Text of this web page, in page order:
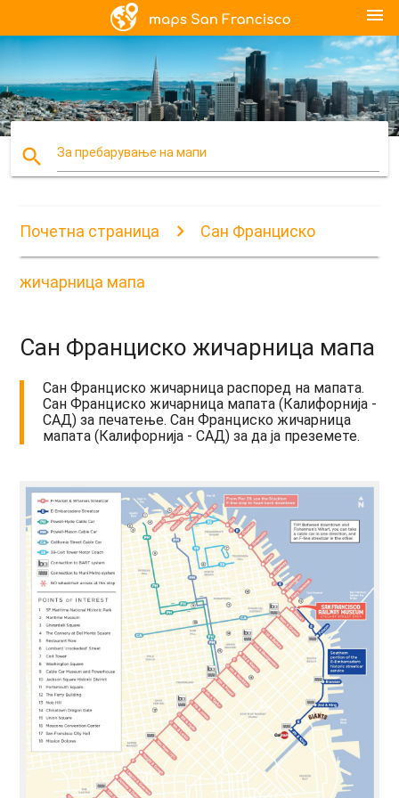
menu
search За пребарување на мапи
Почетна страница Сан Франциско
жичарница мапа
Сан Франциско жичарница мапа
Сан Франциско жичарница распоред на мапата.
Сан Франциско жичарница мапата (Калифорнија -
САД) за печатење. Сан Франциско жичарница
мапата (Калифорнија - САД) за да ја преземете.